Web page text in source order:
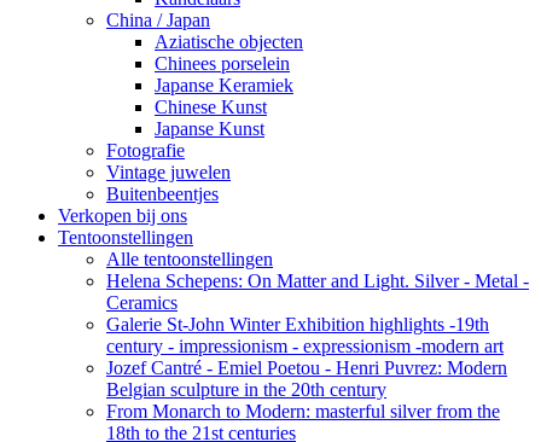
China / Japan
Aziatische objecten
Chinees porselein
Japanse Keramiek
Chinese Kunst
Japanse Kunst
Fotografie
Vintage juwelen
Buitenbeentjes
Verkopen bij ons
Tentoonstellingen
Alle tentoonstellingen
Helena Schepens: On Matter and Light. Silver - Metal -
Ceramics
Galerie St-John Winter Exhibition highlights -19th
century - impressionism - expressionism -modern art
Jozef Cantré - Emiel Poetou - Henri Puvrez: Modern
Belgian sculpture in the 20th century
From Monarch to Modern: masterful silver from the
18th to the 21st centuries